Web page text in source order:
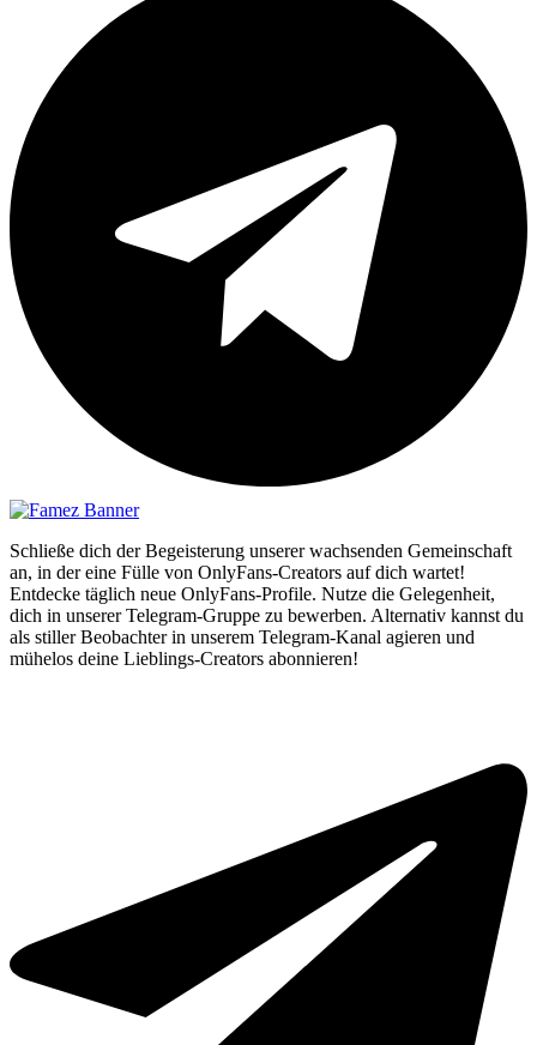
Schließe dich der Begeisterung unserer wachsenden Gemeinschaft
an, in der eine Fülle von OnlyFans-Creators auf dich wartet!
Entdecke täglich neue OnlyFans-Profile. Nutze die Gelegenheit,
dich in unserer Telegram-Gruppe zu bewerben. Alternativ kannst du
als stiller Beobachter in unserem Telegram-Kanal agieren und
mühelos deine Lieblings-Creators abonnieren!